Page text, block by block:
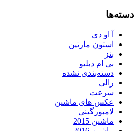
دسته‌ها
آ او دی
استون مارتین
بنز
بی ام دبلیو
دسته‌بندی نشده
رالی
سرعت
عکس های ماشین
لامبورگینی
ماشین 2015